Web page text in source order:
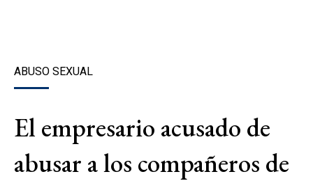
ABUSO SEXUAL
El empresario acusado de
abusar a los compañeros de